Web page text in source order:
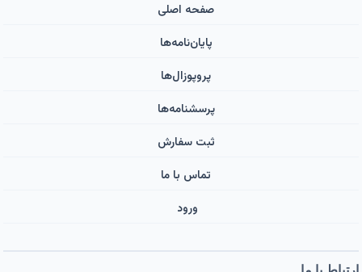
صفحه اصلی
پایان‌نامه‌ها
پروپوزال‌ها
پرسشنامه‌ها
ثبت سفارش
تماس با ما
ورود ‌